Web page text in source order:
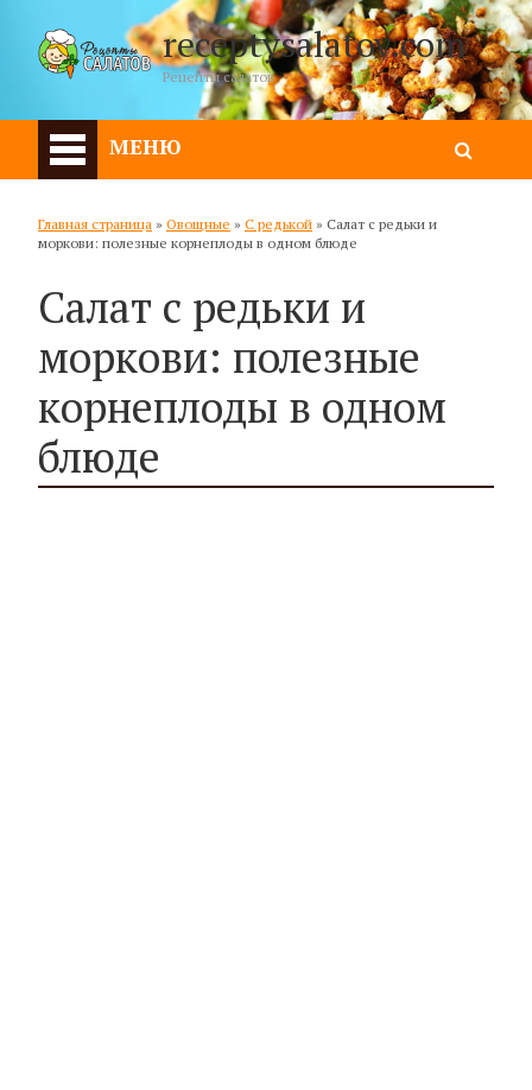
receptysalatov.com
Рецепты салатов
МЕНЮ
Главная страница » Овощные » С редькой » Салат с редьки и
моркови: полезные корнеплоды в одном блюде
Салат с редьки и
моркови: полезные
корнеплоды в одном
блюде